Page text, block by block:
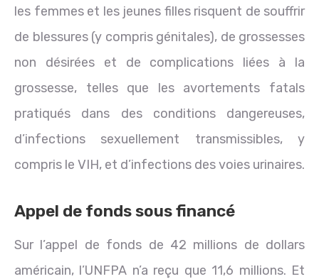
les femmes et les jeunes filles risquent de souffrir
de blessures (y compris génitales), de grossesses
non désirées et de complications liées à la
grossesse, telles que les avortements fatals
pratiqués dans des conditions dangereuses,
d’infections sexuellement transmissibles, y
compris le VIH, et d’infections des voies urinaires.
Appel de fonds sous financé
Sur l’appel de fonds de 42 millions de dollars
américain, l’UNFPA n’a reçu que 11,6 millions. Et